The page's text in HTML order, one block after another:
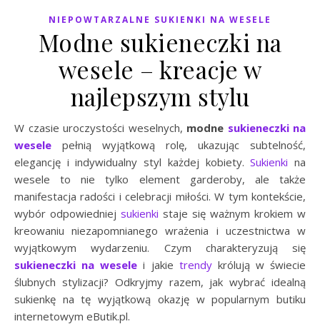
NIEPOWTARZALNE SUKIENKI NA WESELE
Modne sukieneczki na
wesele – kreacje w
najlepszym stylu
W czasie uroczystości weselnych, modne sukieneczki na
wesele pełnią wyjątkową rolę, ukazując subtelność,
elegancję i indywidualny styl każdej kobiety.Sukienki na
wesele to nie tylko element garderoby, ale także
manifestacja radości i celebracji miłości. W tym kontekście,
wybór odpowiedniej sukienki staje się ważnym krokiem w
kreowaniu niezapomnianego wrażenia i uczestnictwa w
wyjątkowym wydarzeniu. Czym charakteryzują się
sukieneczki na wesele i jakie trendykrólują w świecie
ślubnych stylizacji? Odkryjmy razem, jak wybrać idealną
sukienkę na tę wyjątkową okazję w popularnym butiku
internetowym eButik.pl.